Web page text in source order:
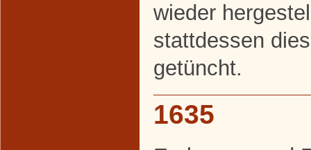
wieder
stattdessen
getüncht.
1635